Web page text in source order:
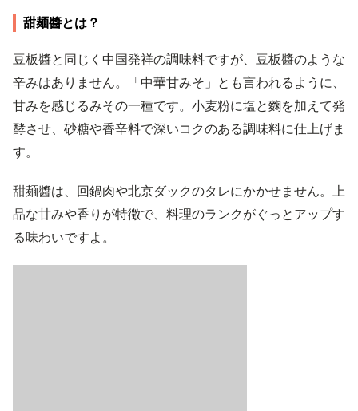
甜麺醬とは？
豆板醬と同じく中国発祥の調味料ですが、豆板醬のような
辛みはありません。「中華甘みそ」とも言われるように、
甘みを感じるみその一種です。小麦粉に塩と麴を加えて発
酵させ、砂糖や香辛料で深いコクのある調味料に仕上げま
す。
甜麺醬は、回鍋肉や北京ダックのタレにかかせません。上
品な甘みや香りが特徴で、料理のランクがぐっとアップす
る味わいですよ。